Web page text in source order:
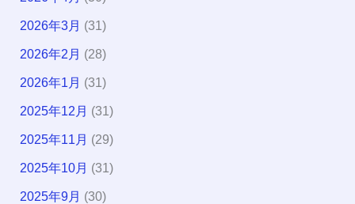
2026年3月 (31)
2026年2月 (28)
2026年1月 (31)
2025年12月 (31)
2025年11月 (29)
2025年10月 (31)
2025年9月 (30)